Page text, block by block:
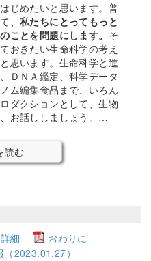
じめたいと思います。普
、 私たちにとってもっと
ことを問題にします。 そ
おきたい生命科学の考え
思います。生命科学と進
ＤＮＡ鑑定、科学データ
ム編集食品まで、いろん
ダクションとして、生物
お話ししましょう。…
読む
細
おわりに
2023.01.27）